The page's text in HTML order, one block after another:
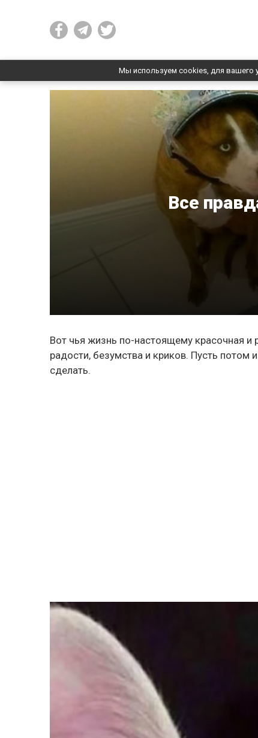
Мы используем cookies, для вашего
Все
Вот чья жизнь по-настоящему красочная
радости, безумства и криков. Пусть
сделать.